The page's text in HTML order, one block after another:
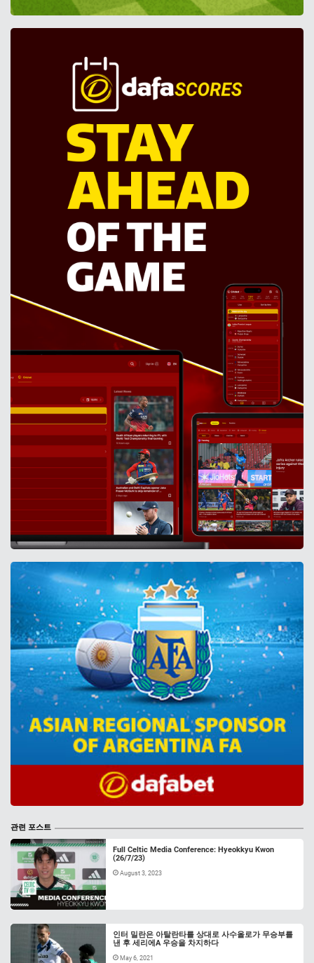
관련 포스트
Full Celtic Media Conference: Hyeokkyu Kwon
(26/7/23)
August 3, 2023
인터 밀란은 아탈란타를 상대로 사수올로가 무승부를
낸 후 세리에A 우승을 차지하다
May 6, 2021